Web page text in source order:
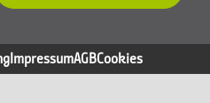
ImpressumAGBCookies